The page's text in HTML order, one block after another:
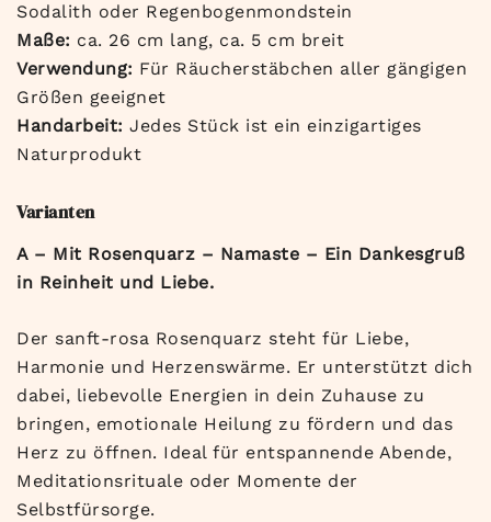
Sodalith oder Regenbogenmondstein
Maße: ca. 26 cm lang, ca. 5 cm breit
Verwendung: Für Räucherstäbchen aller gängigen
Größen geeignet
Handarbeit: Jedes Stück ist ein einzigartiges
Naturprodukt
Varianten
A – Mit Rosenquarz – Namaste – Ein Dankesgruß
in Reinheit und Liebe.
Der sanft-rosa Rosenquarz steht für Liebe,
Harmonie und Herzenswärme. Er unterstützt dich
dabei, liebevolle Energien in dein Zuhause zu
bringen, emotionale Heilung zu fördern und das
Herz zu öffnen. Ideal für entspannende Abende,
Meditationsrituale oder Momente der
Selbstfürsorge.